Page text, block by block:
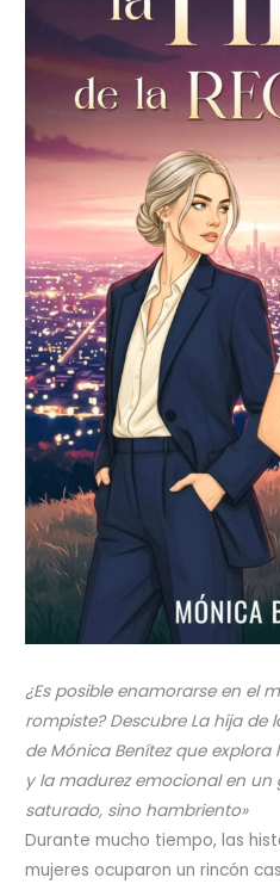
¿Es posible enamorarse en el
rompiste? Descubre La hija de
de Mónica Benítez que
y la madurez emocional en un
saturado, sino hambriento»
Durante mucho tiempo, las
mujeres ocuparon un rincón